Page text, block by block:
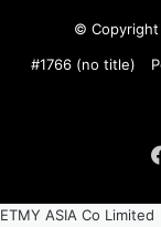
© Copyright
#1766 (no title)
ETMY ASIA Co Limited